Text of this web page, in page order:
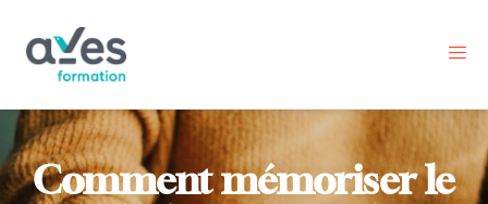
Comment mémoriser le